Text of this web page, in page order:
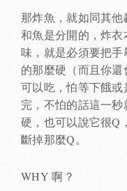
那炸魚，就如同其
和魚是分開的，炸
味，就是必須要把
的那麼硬（而且你還
可以吃，怕等下餓
完，不怕的話這一
硬，也可以說它很Q
斷掉那麼Q。
WHY 啊？